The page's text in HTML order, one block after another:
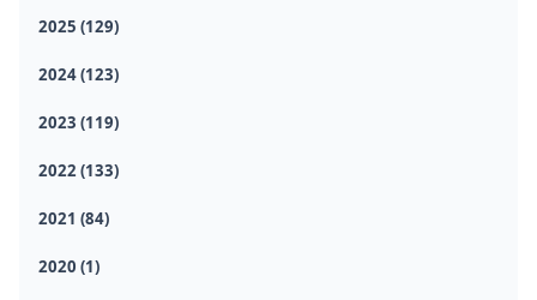
2025 (129)
2024 (123)
2023 (119)
2022 (133)
2021 (84)
2020 (1)